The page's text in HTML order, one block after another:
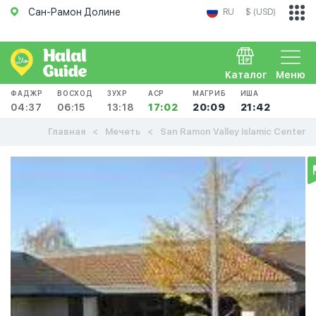
Сан-Рамон Долине RU $ (USD)
Меню
Каталог
ФАДЖР
04:37
ВОСХОД
06:15
ЗУХР
13:18
АСР
17:02
МАГРИБ
20:09
ИША
21:42
Главная Мечеть San Ramon Valley Islamic Center